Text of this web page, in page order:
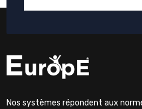
Nos systèmes répondent aux